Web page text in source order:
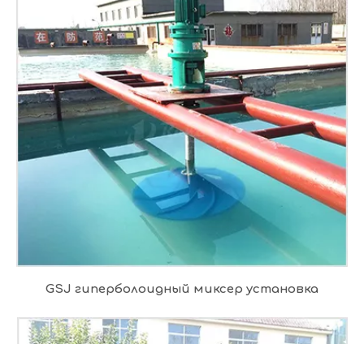
GSJ гиперболоидный миксер установка